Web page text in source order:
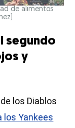
de alimentos
segundo
y
los Diablos
los Yankees